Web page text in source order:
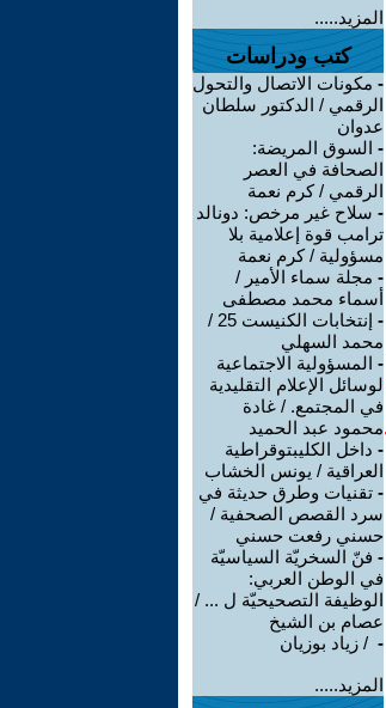
المزيد.....
كتب ودراسات
- مكونات الاتصال والتحول
الرقمي / الدكتور سلطان
عدوان
- السوق المريضة:
الصحافة في العصر
الرقمي / كرم نعمة
- سلاح غير مرخص: دونالد
ترامب قوة إعلامية بلا
مسؤولية / كرم نعمة
- مجلة سماء الأمير /
أسماء محمد مصطفى
-
إنتخابات الكنيست 25 /
محمد السهلي
- المسؤولية الاجتماعية
لوسائل الإعلام التقليدية
في المجتمع. / غادة
محمود عبد الحميد
- داخل الكليبتوقراطية
العراقية / يونس الخشاب
- تقنيات وطرق حديثة في
سرد القصص الصحفية /
حسني رفعت حسني
- فنّ السخريّة السياسيّة
في الوطن العربي:
الوظيفة التصحيحيّة ل ... /
عصام بن الشيخ
- ‏ / زياد بوزيان
المزيد.....